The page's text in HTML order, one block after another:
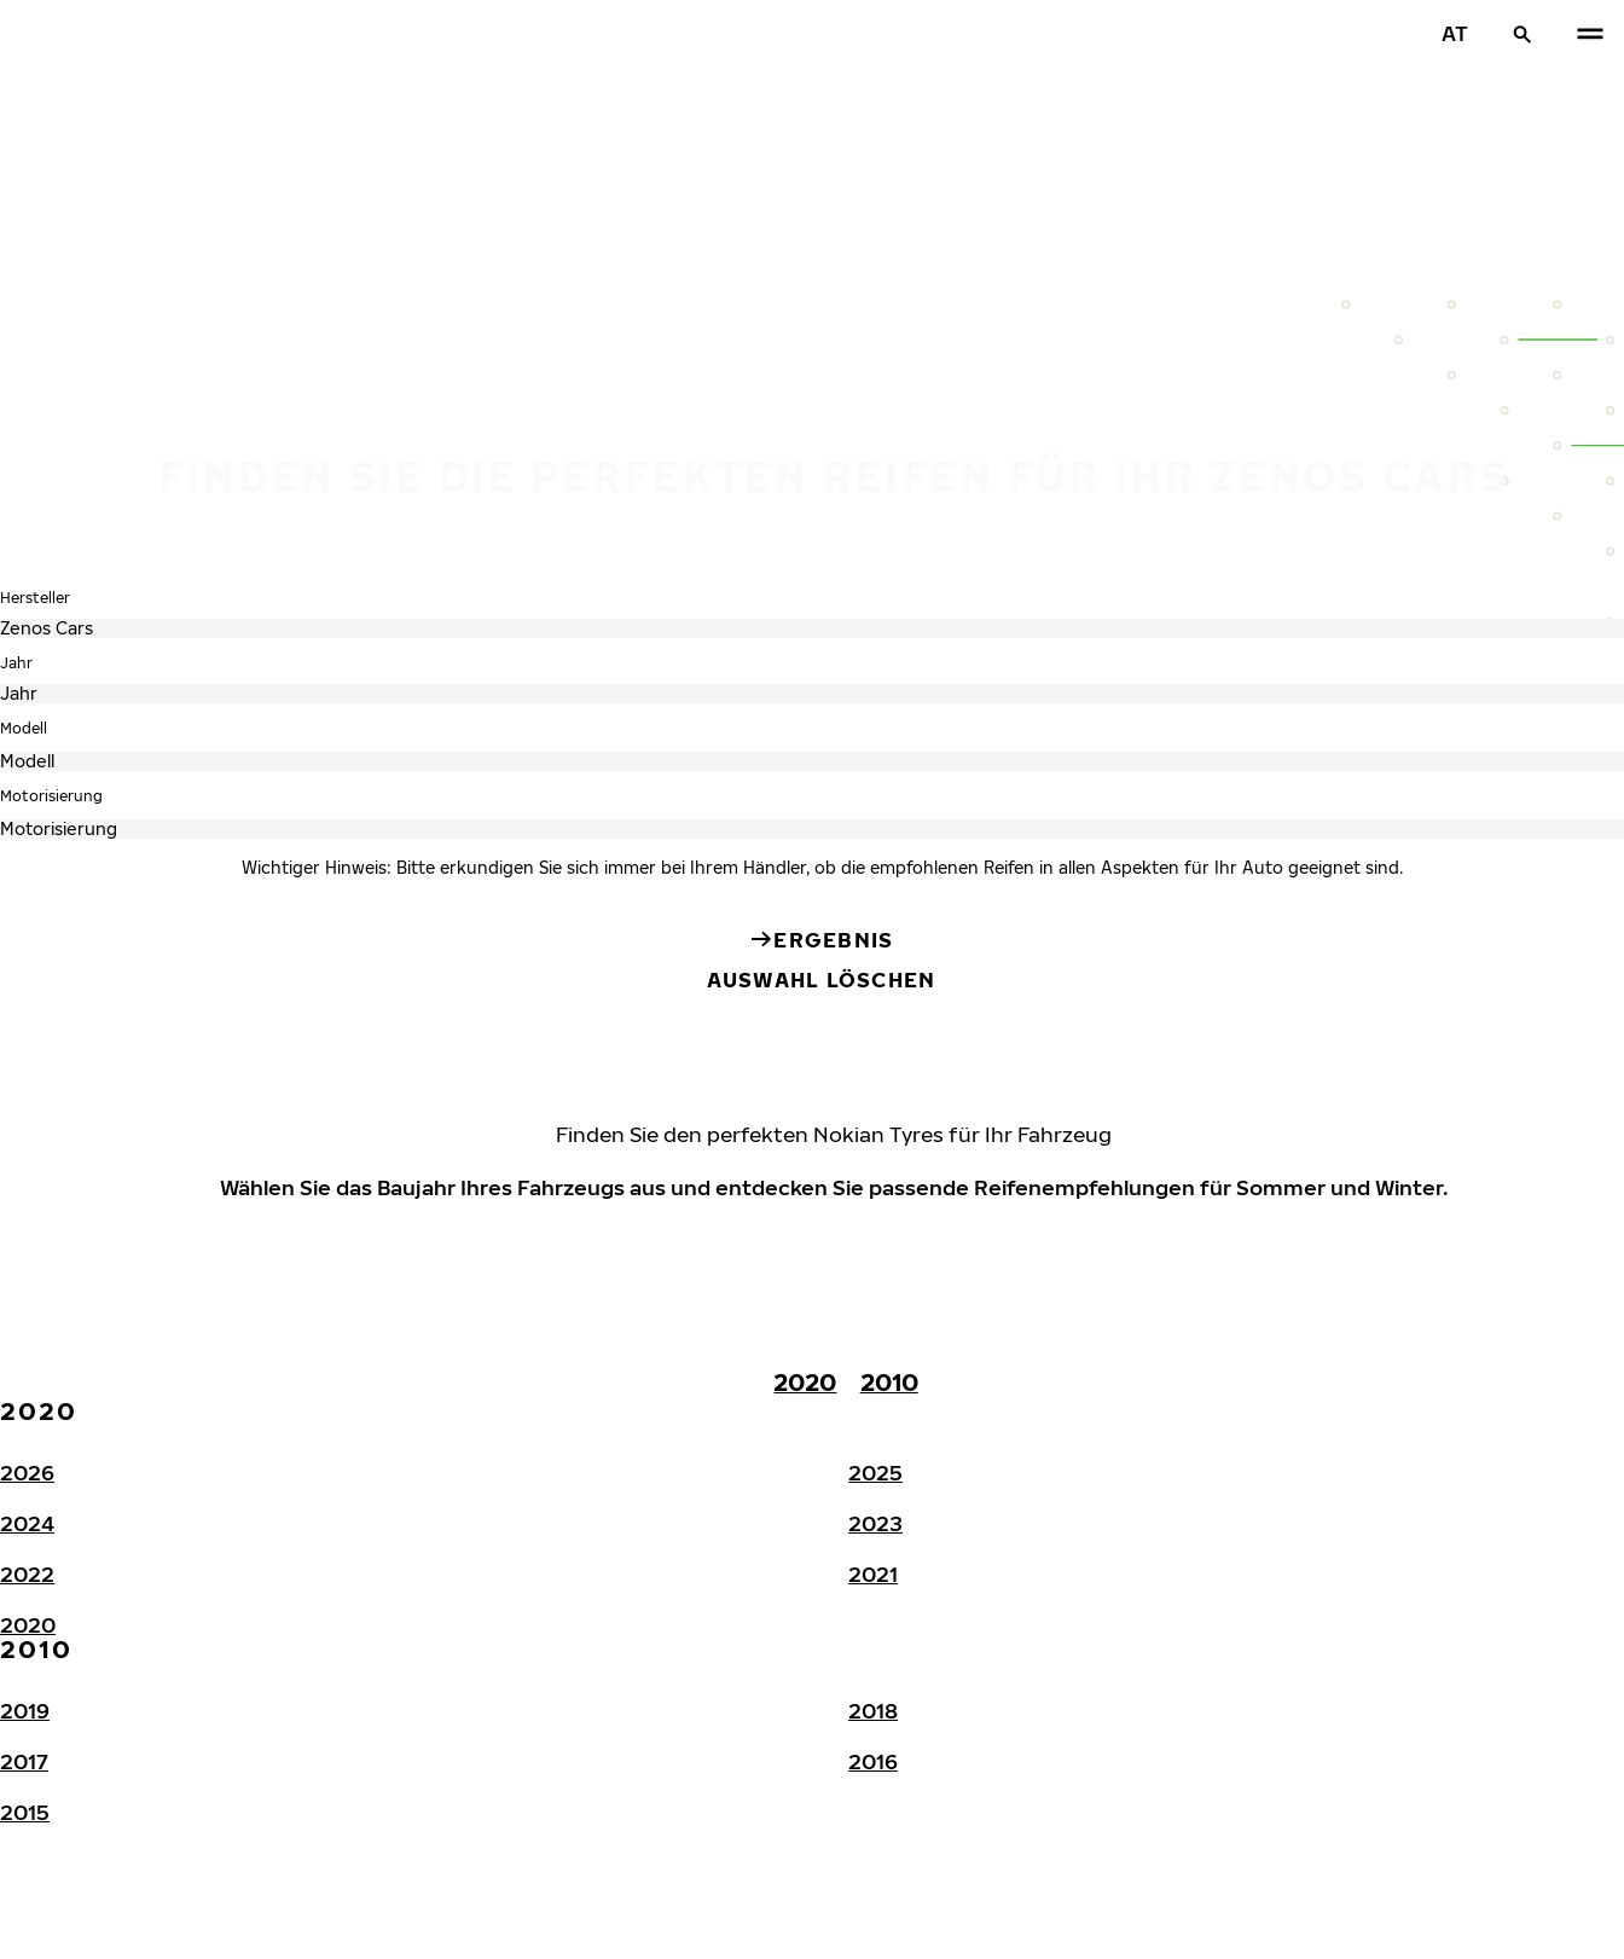
AT
FINDEN SIE DIE PERFEKTEN REIFEN FÜR IHR ZENOS CARS
Hersteller
Jahr
Modell
Motorisierung
Wichtiger Hinweis: Bitte erkundigen Sie sich immer bei Ihrem Händler, ob die empfohlenen Reifen in allen Aspekten für Ihr Auto geeignet sind.
ERGEBNIS
AUSWAHL LÖSCHEN
Finden Sie den perfekten Nokian Tyres für Ihr Fahrzeug
Wählen Sie das Baujahr Ihres Fahrzeugs aus und entdecken Sie passende Reifenempfehlungen für Sommer und Winter.
2020
2010
2020
2026
2025
2024
2023
2022
2021
2020
2010
2019
2018
2017
2016
2015